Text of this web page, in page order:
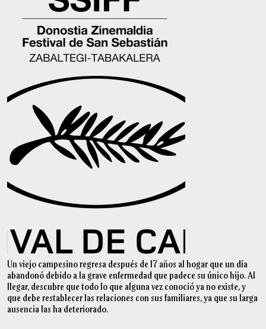
Un viejo campesino regresa después de 17 años al hogar que un día
abandonó debido a la grave enfermedad que padece su único hijo. Al
llegar, descubre que todo lo que alguna vez conoció ya no existe, y
que debe restablecer las relaciones con sus familiares, ya que su larga
ausencia las ha deteriorado.